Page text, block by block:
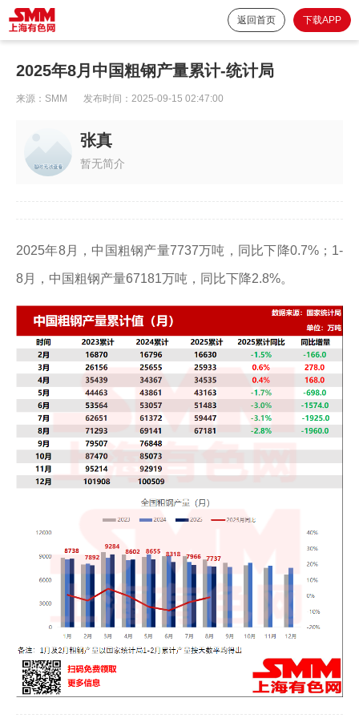
返回首页 下载APP
2025年8月中国粗钢产量累计-统计局
来源： SMM 发布时间： 2025-09-15 02:47:00
张真
暂无简介
2025年8月，中国粗钢产量7737万吨，同比下降0.7%；1-
8月，中国粗钢产量67181万吨，同比下降2.8%。